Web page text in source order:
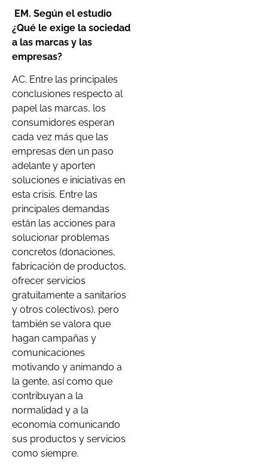
EM. Según el estudio
¿Qué le exige la sociedad
a las marcas y las
empresas?
AC. Entre las principales
conclusiones respecto al
papel las marcas, los
consumidores esperan
cada vez más que las
empresas den un paso
adelante y aporten
soluciones e iniciativas en
esta crisis. Entre las
principales demandas
están las acciones para
solucionar problemas
concretos (donaciones,
fabricación de productos,
ofrecer servicios
gratuitamente a sanitarios
y otros colectivos), pero
también se valora que
hagan campañas y
comunicaciones
motivando y animando a
la gente, así como que
contribuyan a la
normalidad y a la
economía comunicando
sus productos y servicios
como siempre.